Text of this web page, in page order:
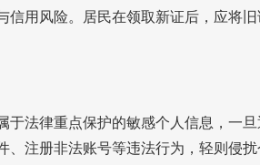
信用风险。居民在领取新证后，应将
于法律重点保护的敏感个人信息，一
、注册非法账号等违法行为，轻则侵